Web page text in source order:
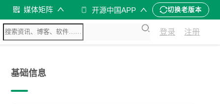
媒体矩阵 开源中国APP 切换老版本
登录 注册
基础信息